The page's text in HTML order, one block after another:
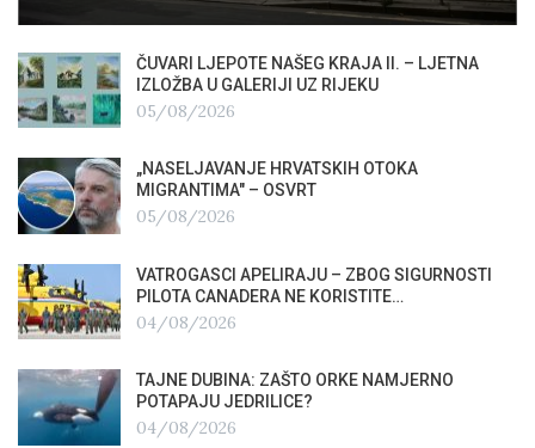
ČUVARI LJEPOTE NAŠEG KRAJA II. – LJETNA
IZLOŽBA U GALERIJI UZ RIJEKU
05/08/2026
„NASELJAVANJE HRVATSKIH OTOKA
MIGRANTIMA″ – OSVRT
05/08/2026
VATROGASCI APELIRAJU – ZBOG SIGURNOSTI
PILOTA CANADERA NE KORISTITE…
04/08/2026
TAJNE DUBINA: ZAŠTO ORKE NAMJERNO
POTAPAJU JEDRILICE?
04/08/2026